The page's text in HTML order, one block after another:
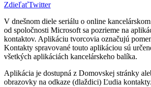
ZdieľaťTwitter
V dnešnom diele seriálu o online
od spoločnosti Microsoft sa pozrieme na
kontaktov. Aplikáciu tvorcovia označujú
Kontakty spravované touto aplikáciou sú
všetkých aplikáciách kancelárskeho balíka.
Aplikácia je dostupná z Domovskej stránky
obrazovky na odkaze (dlaždici) Ľudia kontakty.